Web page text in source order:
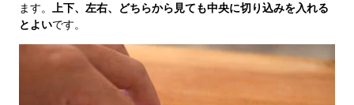
ます。
上下、左右、どちらから見ても中央に切り込みを入れる
とよいです。